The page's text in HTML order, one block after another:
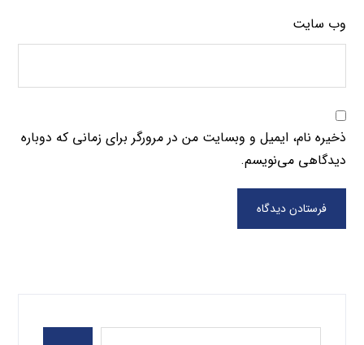
وب‌ سایت
ذخیره نام، ایمیل و وبسایت من در مرورگر برای زمانی که دوباره
دیدگاهی می‌نویسم.
فرستادن دیدگاه